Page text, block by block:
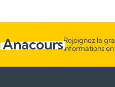
AnacoursRejoignez la
informations